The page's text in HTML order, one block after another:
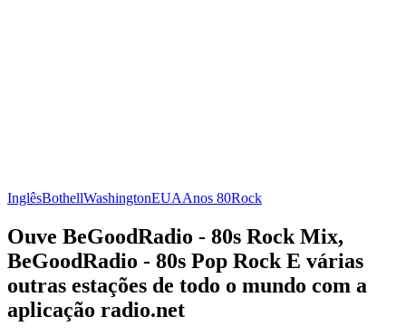
InglêsBothellWashingtonEUAAnos 80Rock
Ouve BeGoodRadio - 80s Rock Mix,
BeGoodRadio - 80s Pop Rock E várias
outras estações de todo o mundo com a
aplicação radio.net